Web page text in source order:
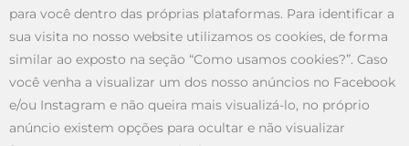
para você dentro das próprias plataformas. Para identificar a
sua visita no nosso website utilizamos os cookies, de forma
similar ao exposto na seção “Como usamos cookies?”. Caso
você venha a visualizar um dos nosso anúncios no Facebook
e/ou Instagram e não queira mais visualizá-lo, no próprio
anúncio existem opções para ocultar e não visualizar